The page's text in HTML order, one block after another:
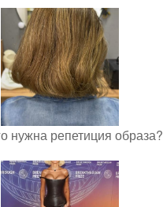
нужна репетиция образа?